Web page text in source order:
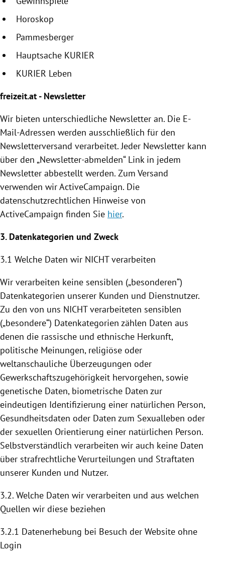
Horoskop
Pammesberger
Hauptsache KURIER
KURIER Leben
freizeit.at - Newsletter
Wir bieten unterschiedliche Newsletter an. Die E-
Mail-Adressen werden ausschließlich für den
Newsletterversand verarbeitet. Jeder Newsletter kann
über den „Newsletter-abmelden“ Link in jedem
Newsletter abbestellt werden. Zum Versand
verwenden wir ActiveCampaign. Die
datenschutzrechtlichen Hinweise von
ActiveCampaign finden Sie hier.
3. Datenkategorien und Zweck
3.1 Welche Daten wir NICHT verarbeiten
Wir verarbeiten keine sensiblen („besonderen“)
Datenkategorien unserer Kunden und Dienstnutzer.
Zu den von uns NICHT verarbeiteten sensiblen
(„besondere“) Datenkategorien zählen Daten aus
denen die rassische und ethnische Herkunft,
politische Meinungen, religiöse oder
weltanschauliche Überzeugungen oder
Gewerkschaftszugehörigkeit hervorgehen, sowie
genetische Daten, biometrische Daten zur
eindeutigen Identifizierung einer natürlichen Person,
Gesundheitsdaten oder Daten zum Sexualleben oder
der sexuellen Orientierung einer natürlichen Person.
Selbstverständlich verarbeiten wir auch keine Daten
über strafrechtliche Verurteilungen und Straftaten
unserer Kunden und Nutzer.
3.2. Welche Daten wir verarbeiten und aus welchen
Quellen wir diese beziehen
3.2.1 Datenerhebung bei Besuch der Website ohne
Login